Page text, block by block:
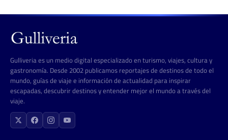
Gulliveria es un medio digital especializado en turismo, viajes, cultura y
gastronomía. Desde 2002 publicamos reportajes de destinos de todo el
mundo, guías de viaje e información de actualidad para inspirar
escapadas, descubrir destinos y entender mejor el mundo a través del
viaje.